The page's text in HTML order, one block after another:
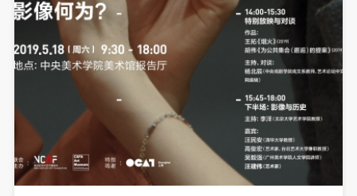
关“章程”规定享受相关权益。
中央美术学院美术馆活动安全免责协议书
第一条
本次活动公平公正、自愿参加与退出、风险与责任自
负的原则。但活动有风险，参加者应有必要的风险意
识。
第二条
参加本次活动者必须遵守中华人民共和国的相关法
律、法规，必须遵循道德和社会公德规范，并应该具
关“章程”规定享受相关权益。
中央美术学院美术馆活动安全免责协议书
第一条
本次活动公平公正、自愿参加与退出、风险与责任自
负的原则。但活动有风险，参加者应有必要的风险意
识。
第二条
参加本次活动者必须遵守中华人民共和国的相关法
律、法规，必须遵循道德和社会公德规范，并应该具
关“章程”规定享受相关权益。
中央美术学院美术馆活动安全免责协议书
第一条
本次活动公平公正、自愿参加与退出、风险与责任自
负的原则。但活动有风险，参加者应有必要的风险意
识。
第二条
参加本次活动者必须遵守中华人民共和国的相关法
律、法规，必须遵循道德和社会公德规范，并应该具